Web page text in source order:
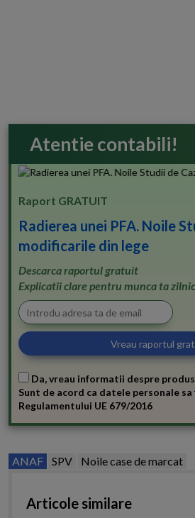
Atentie contabili!
Raport GRATUIT
Radierea unei PFA. Noile
modificarile din lege
Descarca raportul gratuit
Explicatii clare pentru munca ta
Da, vreau informatii despre
Sunt de acord ca datele personale
Regulamentului UE 679/2016
ANAF SPV Noile case de marcat
Articole similare